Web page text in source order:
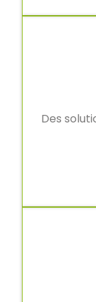
Des